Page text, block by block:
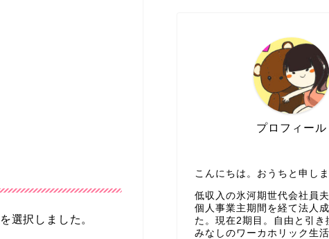
を選択しました。
プロフィール
こんにちは。おうちと申し
低収入の氷河期世代会社員
個人事業主期間を経て法人
た。現在2期目。自由と引き
みなしのワーカホリック生